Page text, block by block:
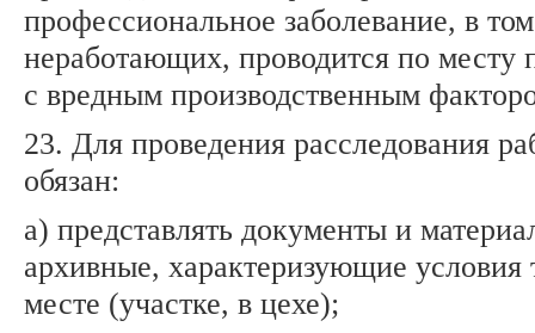
профессиональное заболевание, в
неработающих, проводится по месту
с вредным производственным
23. Для проведения расследования
обязан:
а) представлять документы и
архивные, характеризующие условия
месте (участке, в цехе);